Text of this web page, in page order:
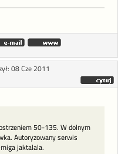
08 Cze 2011
50-135. W dolnym
Autoryzowany serwis
jaktalala.